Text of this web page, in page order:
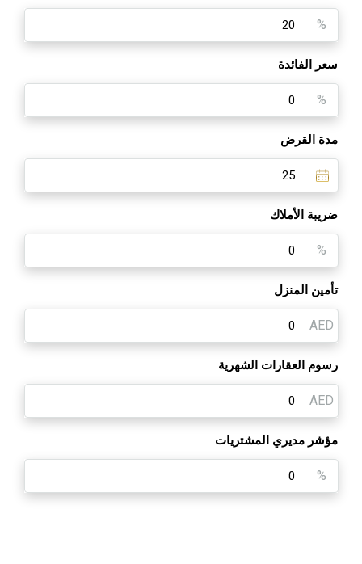
%
سعر الفائدة
%
مدة القرض
ضريبة الأملاك
%
تأمين المنزل
AED
رسوم العقارات الشهرية
AED
مؤشر مديري المشتريات
%